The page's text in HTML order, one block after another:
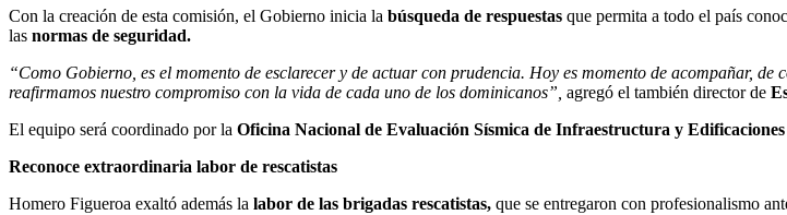
Con la creación de esta comisión, el Gobierno inicia la búsqueda de respuestas que permita a todo el país
las normas de seguridad.
“Como Gobierno, es el momento de esclarecer y de actuar con prudencia. Hoy es momento de acompañar,
reafirmamos nuestro compromiso con la vida de cada uno de los dominicanos”, agregó el también director de
El equipo será coordinado por la Oficina Nacional de Evaluación Sísmica de Infraestructura y Edificaciones
Reconoce extraordinaria labor de rescatistas
Homero Figueroa exaltó además la labor de las brigadas rescatistas, que se entregaron con profesionalismo